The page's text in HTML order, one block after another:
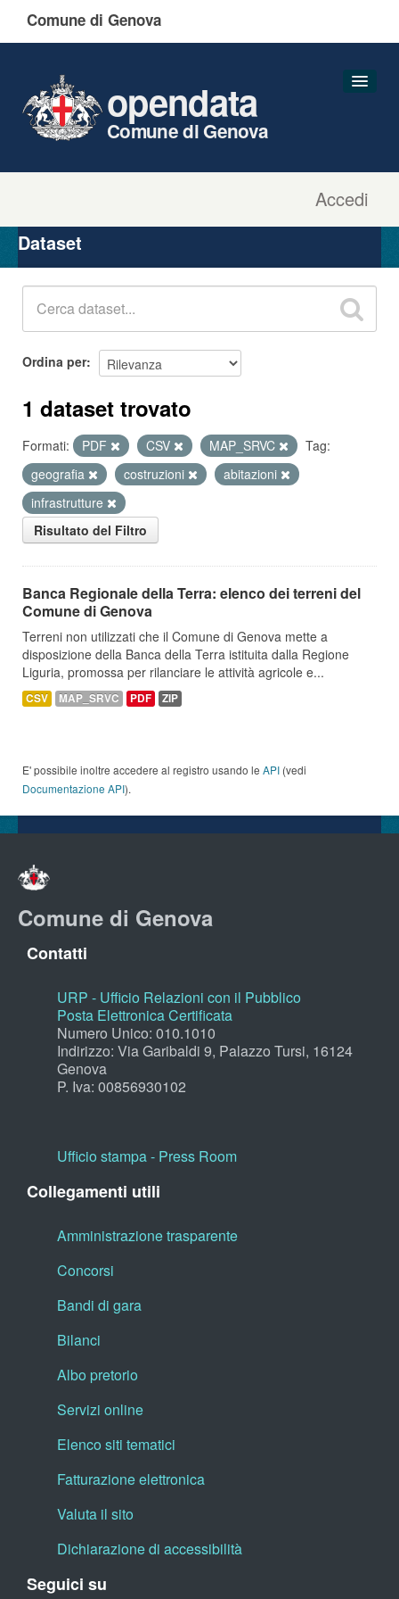
Comune di Genova
Accedi
opendata
Comune di Genova
Organizzazioni
Gruppi
Dataset
Ordina per
1 dataset trovato
Formati: PDF CSV MAP_SRVC
Tag:
geografia
costruzioni
abitazioni
infrastrutture
Risultato del Filtro
Banca Regionale della Terra: elenco dei terreni del
Comune di Genova
Terreni non utilizzati che il Comune di Genova mette a
disposizione della Banca della Terra istituita dalla Regione
Liguria, promossa per rilanciare le attività agricole e...
CSV MAP_SRVC PDF ZIP
E' possibile inoltre accedere al registro usando le API (vedi
Documentazione API).
Comune di Genova
Contatti
URP - Ufficio Relazioni con il Pubblico
Posta Elettronica Certificata
Numero Unico: 010.1010
Indirizzo: Via Garibaldi 9, Palazzo Tursi, 16124
Genova
P. Iva: 00856930102
Ufficio stampa - Press Room
Collegamenti utili
Amministrazione trasparente
Concorsi
Bandi di gara
Bilanci
Albo pretorio
Servizi online
Elenco siti tematici
Fatturazione elettronica
Valuta il sito
Dichiarazione di accessibilità
Seguici su